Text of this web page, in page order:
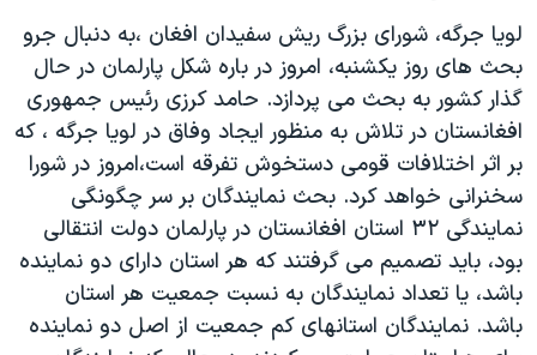
صفحه
اصلی
جهش
به
جستجو
جهان
ورزشی
گزیده‌ها
ویژه برنامه‌ها
ویدیوها
فرهنگ و زندگی
حقوق شهروندی
اقتصادی
صفحه‌های ویژه
جام جهانی ۲۰۲۶
عملیات خشم حماسی
۲۵۰سالگی آمریکا
بایگانی برنامه‌های تلویزیونی
مستندها
انتخابات ریاست جمهوری آمریکا ۲۰۲۴
حمله جمهوری اسلامی به اسرائیل
فرکانس‌های صدای آمریکا
پخش رادیویی
یادگیری زبان انگلیسی
دنبال کنید
لويا جرگه، شورای بزرگ ريش سفيدان افغان ،به دنبال جرو
بحث های روز يکشنبه، امروز در باره شکل پارلمان در حال
گذار کشور به بحث می پردازد. حامد کرزی رئيس جمهوری
افغانستان در تلاش به منظور ايجاد وفاق در لويا جرگه ، که
بر اثر اختلافات قومی دستخوش تفرقه است،امروز در شورا
سخنرانی خواهد کرد. بحث نمايندگان بر سر چگونگی
نمايندگی ۳۲ استان افغانستان در پارلمان دولت انتقالی
بود، بايد تصميم می گرفتند که هر استان دارای دو نماينده
باشد، يا تعداد نمايندگان به نسبت جمعيت هر استان
باشد. نمايندگان استانهای کم جمعيت از اصل دو نماينده